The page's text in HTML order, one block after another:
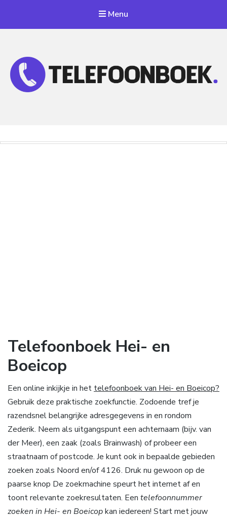
Menu
Telefoonboek Hei- en
Boeicop
Een online inkijkje in het telefoonboek van Hei- en Boeicop?
Gebruik deze praktische zoekfunctie. Zodoende tref je
razendsnel belangrijke adresgegevens in en rondom
Zederik. Neem als uitgangspunt een achternaam (bijv. van
der Meer), een zaak (zoals Brainwash) of probeer een
straatnaam of postcode. Je kunt ook in bepaalde gebieden
zoeken zoals Noord en/of 4126. Druk nu gewoon op de
paarse knop De zoekmachine speurt het internet af en
toont relevante zoekresultaten. Een telefoonnummer
zoeken in Hei- en Boeicopkan iedereen! Start met jouw